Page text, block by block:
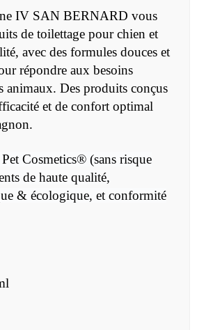
IV SAN BERNARD vous
de toilettage pour chien et
avec des formules douces et
répondre aux besoins
animaux. Des produits conçus
et de confort optimal
Cosmetics® (sans risque
de haute qualité,
& écologique, et conformité